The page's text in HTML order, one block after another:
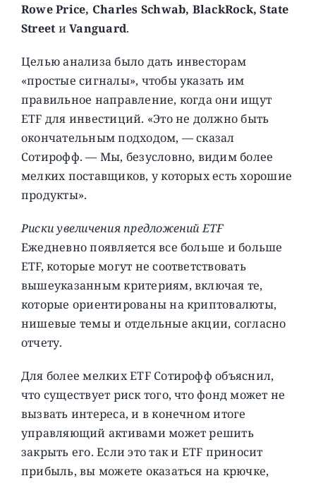
Rowe Price, Charles Schwab, BlackRock, State
StreetиVanguard.
Целью анализа было дать инвесторам
«простые сигналы», чтобы указать им
правильное направление, когда они ищут
ETF для инвестиций. «Это не должно быть
окончательным подходом, — сказал
Сотирофф. — Мы, безусловно, видим более
мелких поставщиков, у которых есть хорошие
продукты».
Риски увеличения предложений ETF
Ежедневно появляется все больше и больше
ETF, которые могут не соответствовать
вышеуказанным критериям, включая те,
которые ориентированы на криптовалюты,
нишевые темы и отдельные акции, согласно
отчету.
Для более мелких ETF Сотирофф объяснил,
что существует риск того, что фонд может не
вызвать интереса, и в конечном итоге
управляющий активами может решить
закрыть его. Если это так и ETF приносит
прибыль, вы можете оказаться на крючке,